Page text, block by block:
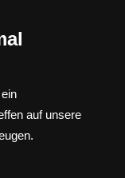
auf unsere